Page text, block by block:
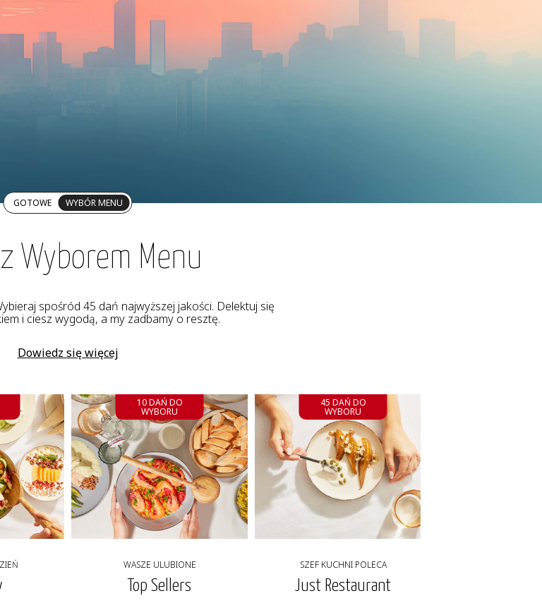
GOTOWE WYBÓR MENU
Wyborem Menu
spośród 45 dań najwyższej jakości. Delektuj się
i ciesz wygodą, a my zadbamy o resztę.
Dowiedz się więcej
10 DAŃ DO
WYBORU
WASZE ULUBIONE
Top Sellers
45 DAŃ DO
WYBORU
SZEF KUCHNI POLECA
Just Restaurant